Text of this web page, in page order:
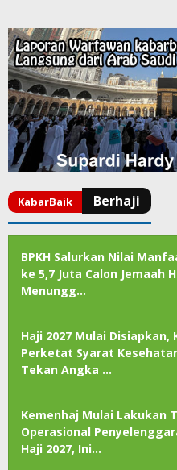
BPKH Salurkan Nilai
ke 5,7 Juta Calon Jemaah
Menungg…
Haji 2027 Mulai Disiapkan,
Perketat Syarat
Tekan Angka …
Kemenhaj Mulai Lakukan
Operasional
Haji 2027, Ini…